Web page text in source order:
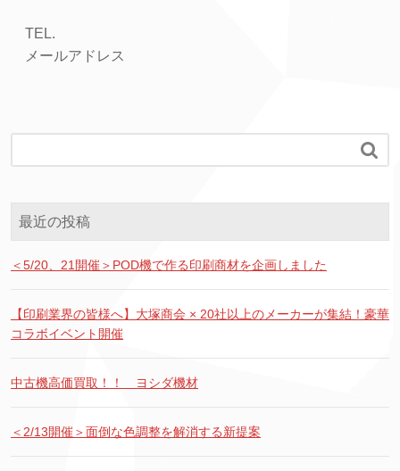
TEL.
メールアドレス

最近の投稿
＜5/20、21開催＞POD機で作る印刷商材を企画しました
【印刷業界の皆様へ】大塚商会 × 20社以上のメーカーが集結！豪華
コラボイベント開催
中古機高価買取！！ ヨシダ機材
＜2/13開催＞面倒な色調整を解消する新提案